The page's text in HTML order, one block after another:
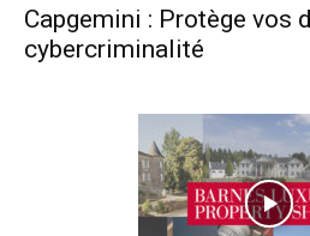
Capgemini : Protège vos
cybercriminalité